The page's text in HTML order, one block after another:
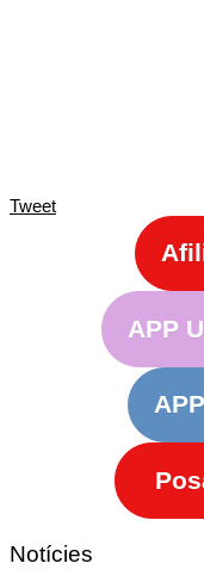
Tweet
APP
Notícies